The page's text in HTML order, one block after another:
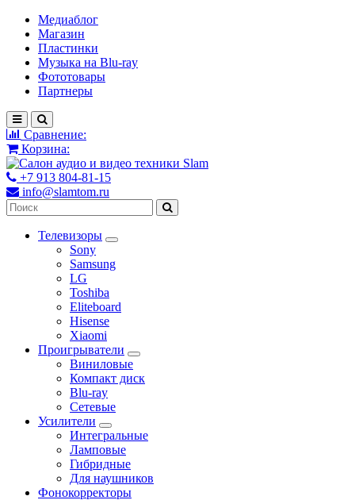
Медиаблог
Магазин
Пластинки
Музыка на Blu-ray
Фототовары
Партнеры
Сравнение:
Корзина:
+7 913 804-81-15
info@slamtom.ru
Телевизоры
Sony
Samsung
LG
Toshiba
Eliteboard
Hisense
Xiaomi
Проигрыватели
Виниловые
Компакт диск
Blu-ray
Сетевые
Усилители
Интегральные
Ламповые
Гибридные
Для наушников
Фонокорректоры